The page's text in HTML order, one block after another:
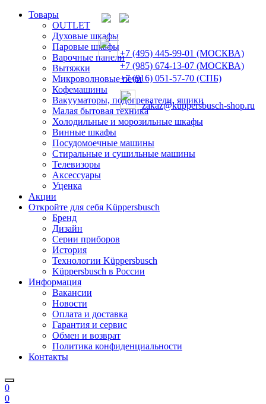
Товары
OUTLET
Духовые шкафы
Паровые шкафы
Варочные панели
Вытяжки
Микроволновые печи
Кофемашины
Вакууматоры, подогреватели, ящики
Малая бытовая техника
Холодильные и морозильные шкафы
Винные шкафы
Посудомоечные машины
Стиральные и сушильные машины
Телевизоры
Аксессуары
Уценка
Акции
Откройте для себя Küppersbusch
Бренд
Дизайн
Серии приборов
История
Технологии Küppersbusch
Küppersbusch в России
Информация
Вакансии
Новости
Оплата и доставка
Гарантия и сервис
Обмен и возврат
Политика конфиденциальности
Контакты
0
0
+7 (495) 445-99-01 (МОСКВА)
+7 (985) 674-13-07 (МОСКВА)
+7 (916) 051-57-70 (СПБ)
zakaz@kuppersbusch-shop.ru